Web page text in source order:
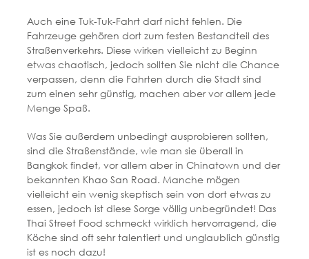
Auch eine Tuk-Tuk-Fahrt darf nicht fehlen. Die
Fahrzeuge gehören dort zum festen Bestandteil des
Straßenverkehrs. Diese wirken vielleicht zu Beginn
etwas chaotisch, jedoch sollten Sie nicht die Chance
verpassen, denn die Fahrten durch die Stadt sind
zum einen sehr günstig, machen aber vor allem jede
Menge Spaß.
Was Sie außerdem unbedingt ausprobieren sollten,
sind die Straßenstände, wie man sie überall in
Bangkok findet, vor allem aber in Chinatown und der
bekannten Khao San Road. Manche mögen
vielleicht ein wenig skeptisch sein von dort etwas zu
essen, jedoch ist diese Sorge völlig unbegründet! Das
Thai Street Food schmeckt wirklich hervorragend, die
Köche sind oft sehr talentiert und unglaublich günstig
ist es noch dazu!